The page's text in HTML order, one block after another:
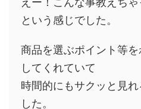
という感じでした。
商品を選ぶポイント等
してくれていて
時間的にもサクッと見
した。